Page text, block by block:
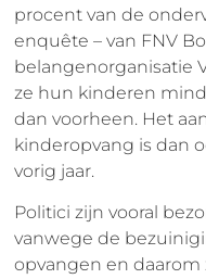
procent van de
enquête – van FNV
belangenorganisatie
ze hun kinderen
dan voorheen. Het
kinderopvang is dan
vorig jaar.
Politici zijn vooral
vanwege de
opvangen en